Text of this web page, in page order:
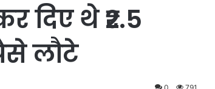
दिए थे ₹2.5
लौटे